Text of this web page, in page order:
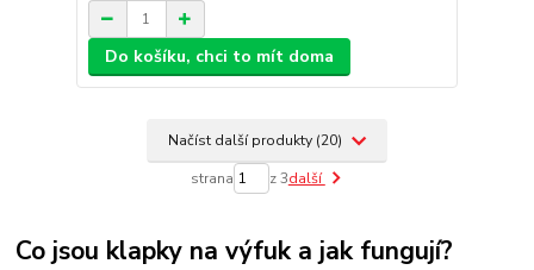
Do košíku, chci to mít doma
Načíst další produkty (20)
strana z 3další
Co jsou klapky na výfuk a jak fungují?